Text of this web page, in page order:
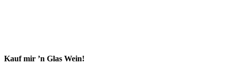
Kauf mir ’n Glas Wein!